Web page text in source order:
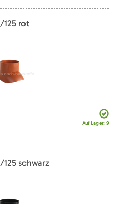
125 rot
Auf Lager: 9
schwarz